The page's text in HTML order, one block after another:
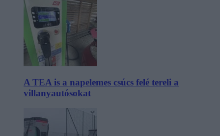
A TEA is a napelemes csúcs felé tereli a
villanyautósokat